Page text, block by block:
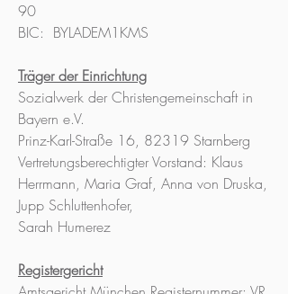
90
BIC: BYLADEM1KMS
Träger der Einrichtung
Sozialwerk der Christengemeinschaft in
Bayern e.V.
Prinz-Karl-Straße 16, 82319 Starnberg
Vertretungsberechtigter Vorstand: Klaus
Herrmann, Maria Graf, Anna von Druska,
Jupp Schluttenhofer,
Sarah Humerez
Registergericht